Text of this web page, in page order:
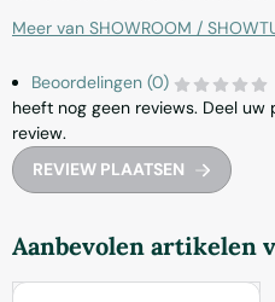
Meer van SHOWROOM /
Beoordelingen (0)
heeft nog geen reviews. Deel
review.
REVIEW PLAATSEN
Aanbevolen artikelen